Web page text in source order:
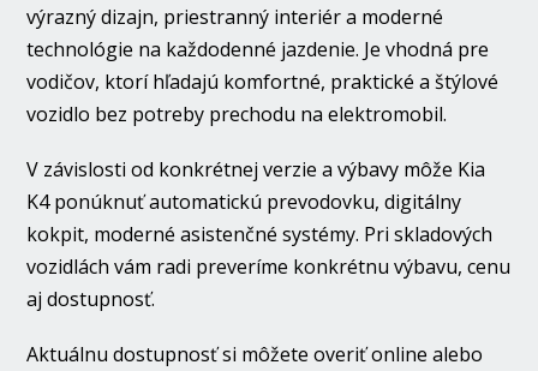
výrazný dizajn, priestranný interiér a moderné
technológie na každodenné jazdenie. Je vhodná pre
vodičov, ktorí hľadajú komfortné, praktické a štýlové
vozidlo bez potreby prechodu na elektromobil.
V závislosti od konkrétnej verzie a výbavy môže Kia
K4 ponúknuť automatickú prevodovku, digitálny
kokpit, moderné asistenčné systémy. Pri skladových
vozidlách vám radi preveríme konkrétnu výbavu, cenu
aj dostupnosť.
Aktuálnu dostupnosť si môžete overiť online alebo